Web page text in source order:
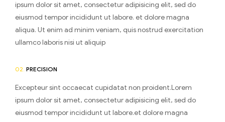
ipsum dolor sit amet, consectetur adipisicing elit, sed do
eiusmod tempor incididunt ut labore. et dolore magna
aliqua. Ut enim ad minim veniam, quis nostrud exercitation
ullamco laboris nisi ut aliquip
02. PRECISION
Excepteur sint occaecat cupidatat non proident.Lorem
ipsum dolor sit amet, consectetur adipisicing elit, sed do
eiusmod tempor incididunt ut labore.et dolore magna